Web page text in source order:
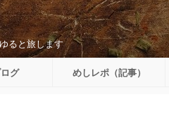
ると旅します
グ めしレポ（記事）